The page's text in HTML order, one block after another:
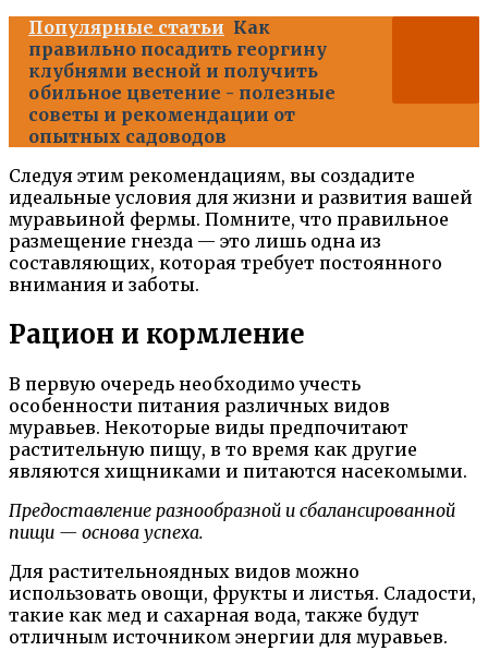
Популярные статьи Как
правильно посадить георгину
клубнями весной и получить
обильное цветение - полезные
советы и рекомендации от
опытных садоводов
Следуя этим рекомендациям, вы создадите
идеальные условия для жизни и развития вашей
муравьиной фермы. Помните, что правильное
размещение гнезда — это лишь одна из
составляющих, которая требует постоянного
внимания и заботы.
Рацион и кормление
В первую очередь необходимо учесть
особенности питания различных видов
муравьев. Некоторые виды предпочитают
растительную пищу, в то время как другие
являются хищниками и питаются насекомыми.
Предоставление разнообразной и сбалансированной
пищи — основа успеха.
Для растительноядных видов можно
использовать овощи, фрукты и листья. Сладости,
такие как мед и сахарная вода, также будут
отличным источником энергии для муравьев.